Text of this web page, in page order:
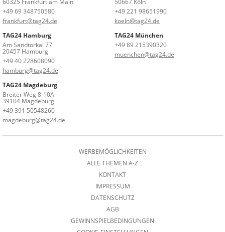
+49 69 348750580
frankfurt@tag24.de
+49 221 98651990
koeln@tag24.de
TAG24 Hamburg
Am Sandtorkai 77
20457 Hamburg
+49 40 228608090
hamburg@tag24.de
TAG24 München
+49 89 215390320
muenchen@tag24.de
TAG24 Magdeburg
Breiter Weg 8-10A
39104 Magdeburg
+49 391 50548260
magdeburg@tag24.de
WERBEMÖGLICHKEITEN
ALLE THEMEN A-Z
KONTAKT
IMPRESSUM
DATENSCHUTZ
AGB
GEWINNSPIELBEDINGUNGEN